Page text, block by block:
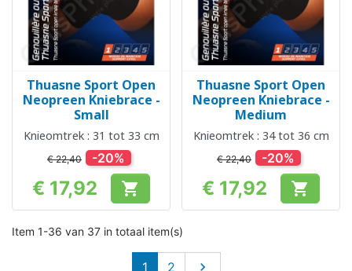
Thuasne Sport Open
Neopreen Kniebrace -
Small
Knieomtrek : 31 tot 33 cm
€ 22,40 -20%
Prijs
€ 17,92 
Thuasne Sport Open
Neopreen Kniebrace -
Medium
Knieomtrek : 34 tot 36 cm
€ 22,40 -20%
Prijs
€ 17,92 
Item 1-36 van 37 in totaal item(s)
1 2 Volgende
